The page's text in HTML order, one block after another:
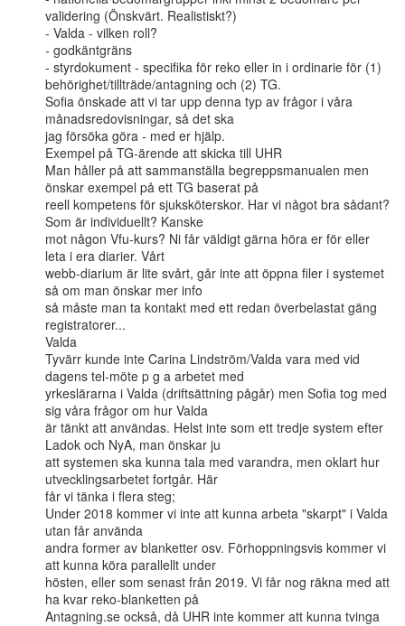
validering (Önskvärt. Realistiskt?)
- Valda - vilken roll?
- godkäntgräns
- styrdokument - specifika för reko eller in i ordinarie för (1)
behörighet/tillträde/antagning och (2) TG.
Sofia önskade att vi tar upp denna typ av frågor i våra
månadsredovisningar, så det ska
jag försöka göra - med er hjälp.
Exempel på TG-ärende att skicka till UHR
Man håller på att sammanställa begreppsmanualen men
önskar exempel på ett TG baserat på
reell kompetens för sjuksköterskor. Har vi något bra sådant?
Som är individuellt? Kanske
mot någon Vfu-kurs? Ni får väldigt gärna höra er för eller
leta i era diarier. Vårt
webb-diarium är lite svårt, går inte att öppna filer i systemet
så om man önskar mer info
så måste man ta kontakt med ett redan överbelastat gäng
registratorer...
Valda
Tyvärr kunde inte Carina Lindström/Valda vara med vid
dagens tel-möte p g a arbetet med
yrkeslärarna i Valda (driftsättning pågår) men Sofia tog med
sig våra frågor om hur Valda
är tänkt att användas. Helst inte som ett tredje system efter
Ladok och NyA, man önskar ju
att systemen ska kunna tala med varandra, men oklart hur
utvecklingsarbetet fortgår. Här
får vi tänka i flera steg;
Under 2018 kommer vi inte att kunna arbeta "skarpt" i Valda
utan får använda
andra former av blanketter osv. Förhoppningsvis kommer vi
att kunna köra parallellt under
hösten, eller som senast från 2019. Vi får nog räkna med att
ha kvar reko-blanketten på
Antagning.se också, då UHR inte kommer att kunna tvinga